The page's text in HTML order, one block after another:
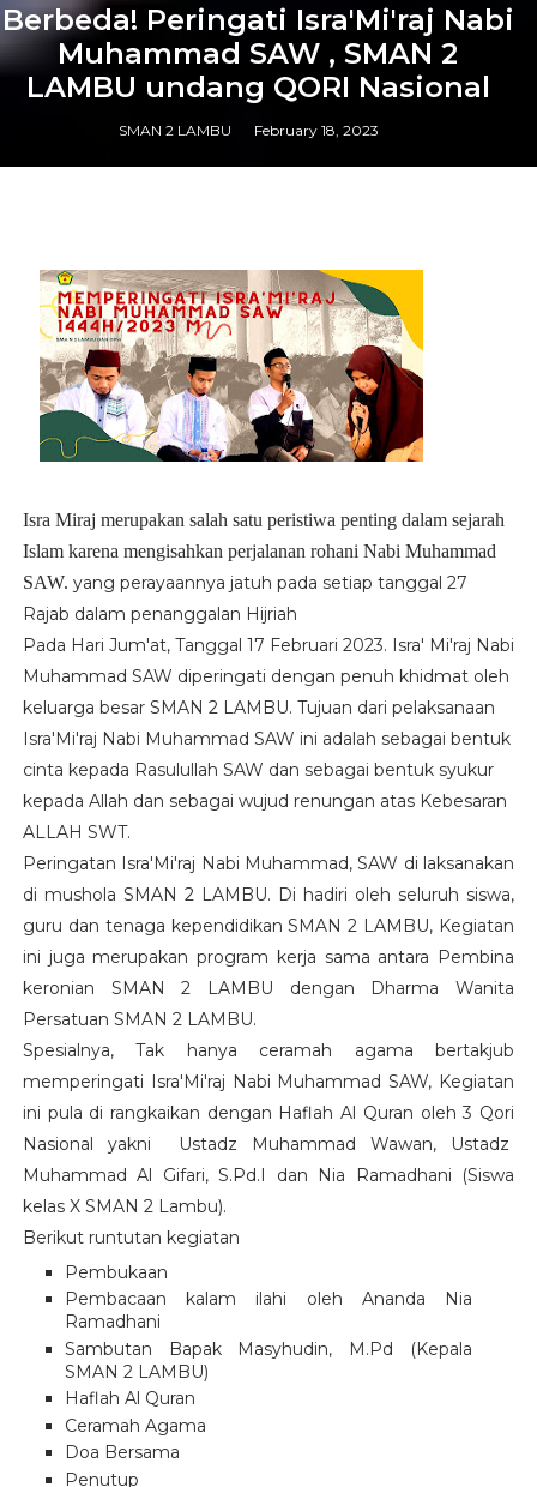
Berbeda! Peringati Isra'Mi'raj Nabi
Muhammad SAW , SMAN 2
LAMBU undang QORI Nasional
SMAN 2 LAMBU February 18, 2023
Isra Miraj merupakan salah satu peristiwa penting dalam sejarah
Islam karena mengisahkan perjalanan rohani Nabi Muhammad
SAW. yang perayaannya jatuh pada setiap tanggal 27
Rajab dalam penanggalan Hijriah
Pada Hari Jum'at, Tanggal 17 Februari 2023. Isra' Mi'raj Nabi
Muhammad SAW diperingati dengan penuh khidmat oleh
keluarga besar SMAN 2 LAMBU. Tujuan dari pelaksanaan
Isra'Mi'raj Nabi Muhammad SAW ini adalah sebagai bentuk
cinta kepada Rasulullah SAW dan sebagai bentuk syukur
kepada Allah dan sebagai wujud renungan atas Kebesaran
ALLAH SWT.
Peringatan Isra'Mi'raj Nabi Muhammad, SAW di laksanakan
di mushola SMAN 2 LAMBU. Di hadiri oleh seluruh siswa,
guru dan tenaga kependidikan SMAN 2 LAMBU, Kegiatan
ini juga merupakan program kerja sama antara Pembina
keronian SMAN 2 LAMBU dengan Dharma Wanita
Persatuan SMAN 2 LAMBU.
Spesialnya, Tak hanya ceramah agama bertakjub
memperingati Isra'Mi'raj Nabi Muhammad SAW, Kegiatan
ini pula di rangkaikan dengan Haflah Al Quran oleh 3 Qori
Nasional yakni Ustadz Muhammad Wawan, Ustadz
Muhammad Al Gifari, S.Pd.I dan Nia Ramadhani (Siswa
kelas X SMAN 2 Lambu).
Berikut runtutan kegiatan
Pembukaan
Pembacaan kalam ilahi oleh Ananda Nia
Ramadhani
Sambutan Bapak Masyhudin, M.Pd (Kepala
SMAN 2 LAMBU)
Haflah Al Quran
Ceramah Agama
Doa Bersama
Penutup